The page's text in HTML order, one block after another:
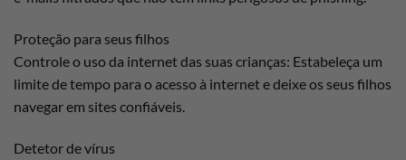
Proteção para seus filhos
Controle o uso da internet das suas crianças: Estabeleça um
limite de tempo para o acesso à internet e deixe os seus filhos
navegar em sites confiáveis.
Detetor de vírus